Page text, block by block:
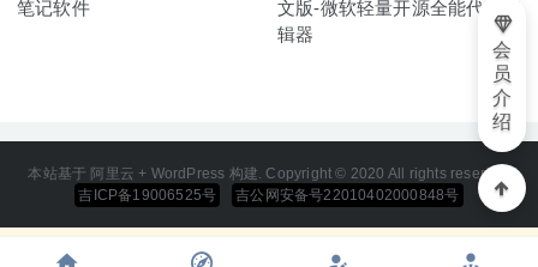
笔记软件
文版-微软轻量开源全能代码编
辑器
本站基于 阿里云 + WordPress 构建. Copyright © 2020 All rights reserved
吉ICP备19006525号
吉公网安备号22010402000848号
会
员
介
绍